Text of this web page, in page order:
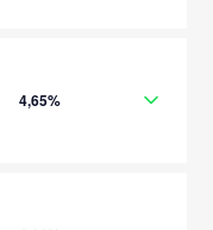
4,65%